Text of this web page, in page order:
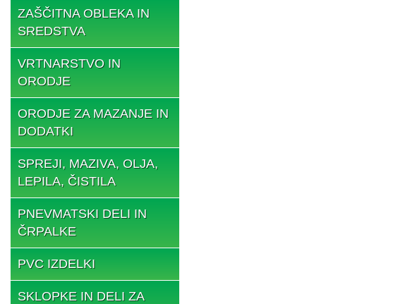
ZAŠČITNA OBLEKA IN
SREDSTVA
VRTNARSTVO IN
ORODJE
ORODJE ZA MAZANJE IN
DODATKI
SPREJI, MAZIVA, OLJA,
LEPILA, ČISTILA
PNEVMATSKI DELI IN
ČRPALKE
PVC IZDELKI
SKLOPKE IN DELI ZA